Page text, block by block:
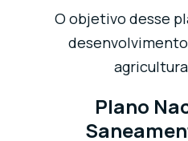
O objetivo desse
Plano